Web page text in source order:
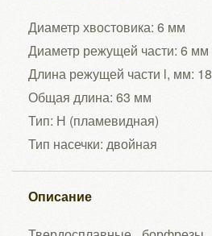
Диаметр хвостовика: 6 мм
Диаметр режущей части: 6 мм
Длина режущей части l, мм:
Общая длина: 63 мм
Тип: Н (пламевидная)
Тип насечки: двойная
Описание